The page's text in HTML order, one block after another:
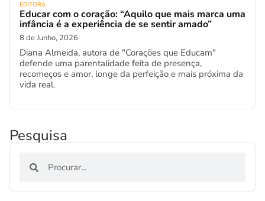
EDITORA
Educar com o coração: “Aquilo que mais marca uma
infância é a experiência de se sentir amado”
8 de Junho, 2026
Diana Almeida, autora de "Corações que Educam"
defende uma parentalidade feita de presença,
recomeços e amor, longe da perfeição e mais próxima da
vida real.
Pesquisa